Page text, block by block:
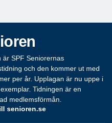
är SPF Seniorernas
och den kommer ut med
per år. Upplagan är nu uppe i
Tidningen är en
medlemsförmån.
senioren.se